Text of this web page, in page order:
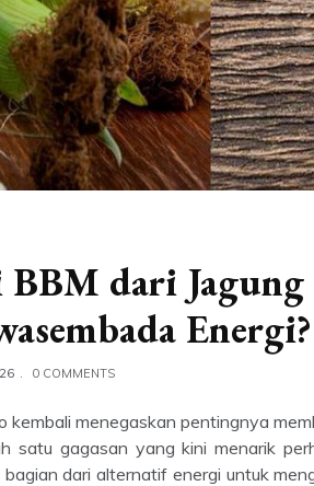
dari
Energi?
0 COMMENTS
kembali menegaskan pentingnya
satu gagasan yang kini menarik
dari alternatif energi untuk